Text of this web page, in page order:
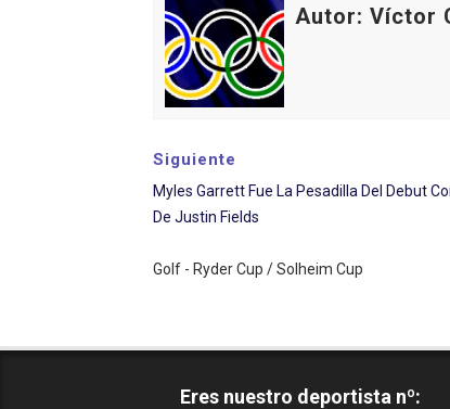
Autor: Víctor
Siguiente
Myles Garrett Fue La Pesadilla Del Debut
De Justin Fields
Golf - Ryder Cup / Solheim Cup
Eres nuestro deportista nº: